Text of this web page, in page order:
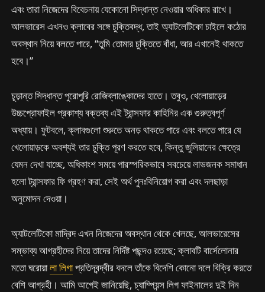
এবং তারা নিজেদের বিবেচনায় যেকোনো সিদ্ধান্ত নেওয়ার অধিকার রাখে।
আলভারেস এখনও ক্লাবের সঙ্গে চুক্তিবদ্ধ, তাই অ্যাটলেটিকো চাইলে কঠোর
অবস্থান নিয়ে বলতে পারে, “তুমি তোমার চুক্তিতে বাঁধা, আর এখানেই থাকতে
হবে।”
চূড়ান্ত সিদ্ধান্ত পুরোপুরি রোজিব্লাঙ্কোদের হাতে। তবুও, খেলোয়াড়ের
উচ্চপ্রোফাইল প্রকাশ্য বক্তব্য এই ট্রান্সফার কাহিনির এক গুরুত্বপূর্ণ
অধ্যায়। ফুটবলে, ক্লাবগুলো শুরুতে অনড় থাকতে পারে এবং বলতে পারে যে
খেলোয়াড়কে অবশ্যই তার চুক্তি পূরণ করতে হবে, কিন্তু জুলিয়ানের ক্ষেত্রে
যেমন দেখা যাচ্ছে, অধিকাংশ সময়ে পারস্পরিকভাবে সবচেয়ে লাভজনক সমাধান
হলো ট্রান্সফার ফি গ্রহণ করা, সেই অর্থ পুনঃবিনিয়োগ করা এবং দলছাড়া
অনুমোদন দেওয়া।
অ্যাটলেটিকো মাদ্রিদ এখন নিজেদের অবস্থান থেকে খেলছে, আলভারেসের
সম্ভাব্য আগ্রহীদের নিয়ে তাদের নির্দিষ্ট পছন্দও রয়েছে; ক্লাবটি বার্সেলোনার
মতো ঘরোয়ালা লিগাপ্রতিদ্বন্দ্বীর বদলে তাঁকে বিদেশি কোনো দলে বিক্রি করতে
বেশি আগ্রহী। আমি আগেই জানিয়েছি, চ্যাম্পিয়ন্স লিগ ফাইনালের দুই দিন